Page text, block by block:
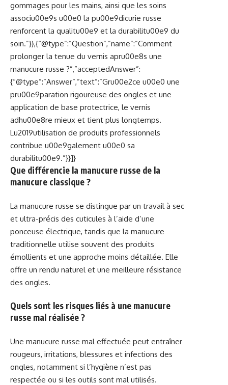
gommages pour les mains, ainsi que les soins
associu00e9s u00e0 la pu00e9dicurie russe
renforcent la qualitu00e9 et la durabilitu00e9 du
soin.”}},{“@type”:”Question”,”name”:”Comment
prolonger la tenue du vernis apru00e8s une
manucure russe ?”,”acceptedAnswer”:
{“@type”:”Answer”,”text”:”Gru00e2ce u00e0 une
pru00e9paration rigoureuse des ongles et une
application de base protectrice, le vernis
adhu00e8re mieux et tient plus longtemps.
Lu2019utilisation de produits professionnels
contribue u00e9galement u00e0 sa
durabilitu00e9.”}}]}
Que différencie la manucure russe de la
manucure classique ?
La manucure russe se distingue par un travail à sec
et ultra-précis des cuticules à l’aide d’une
ponceuse électrique, tandis que la manucure
traditionnelle utilise souvent des produits
émollients et une approche moins détaillée. Elle
offre un rendu naturel et une meilleure résistance
des ongles.
Quels sont les risques liés à une manucure
russe mal réalisée ?
Une manucure russe mal effectuée peut entraîner
rougeurs, irritations, blessures et infections des
ongles, notamment si l’hygiène n’est pas
respectée ou si les outils sont mal utilisés.